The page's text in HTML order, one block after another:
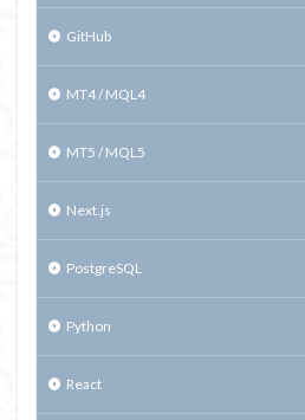
GitHub
MT4 / MQL4
MT5 / MQL5
Next.js
PostgreSQL
Python
React